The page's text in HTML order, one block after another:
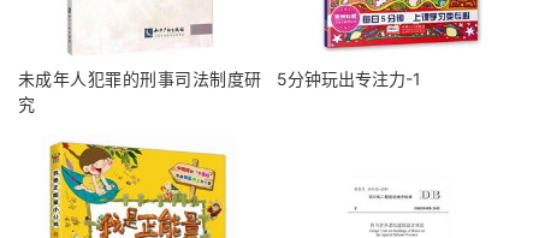
未成年人犯罪的刑事司法制度研
究
5分钟玩出专注力-1